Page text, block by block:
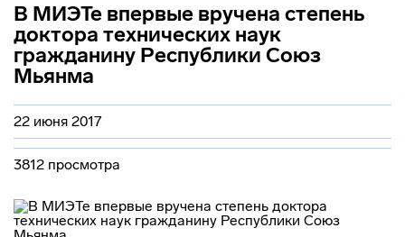
В МИЭТе впервые вручена степень
доктора технических наук
гражданину Республики Союз
Мьянма
22 июня 2017
3812 просмотра